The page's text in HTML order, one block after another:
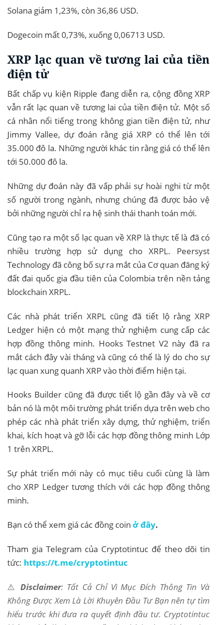
Solana giảm 1,23%, còn 36,86 USD.
Dogecoin mất 0,73%, xuống 0,06713 USD.
XRP lạc quan về tương lai của tiền
điện tử
Bất chấp vụ kiện Ripple đang diễn ra, cộng đồng XRP
vẫn rất lạc quan về tương lai của tiền điện tử. Một số
cá nhân nổi tiếng trong không gian tiền điện tử, như
Jimmy Vallee, dự đoán rằng giá XRP có thể lên tới
35.000 đô la. Những người khác tin rằng giá có thể lên
tới 50.000 đô la.
Những dự đoán này đã vấp phải sự hoài nghi từ một
số người trong ngành, nhưng chúng đã được bảo vệ
bởi những người chỉ ra hệ sinh thái thanh toán mới.
Cũng tạo ra một số lạc quan về XRP là thực tế là đã có
nhiều trường hợp sử dụng cho XRPL. Peersyst
Technology đã công bố sự ra mắt của Cơ quan đăng ký
đất đai quốc gia đầu tiên của Colombia trên nền tảng
blockchain XRPL.
Các nhà phát triển XRPL cũng đã tiết lộ rằng XRP
Ledger hiện có một mạng thử nghiệm cung cấp các
hợp đồng thông minh. Hooks Testnet V2 này đã ra
mắt cách đây vài tháng và cũng có thể là lý do cho sự
lạc quan xung quanh XRP vào thời điểm hiện tại.
Hooks Builder cũng đã được tiết lộ gần đây và về cơ
bản nó là một môi trường phát triển dựa trên web cho
phép các nhà phát triển xây dựng, thử nghiệm, triển
khai, kích hoạt và gỡ lỗi các hợp đồng thông minh Lớp
1 trên XRPL.
Sự phát triển mới này có mục tiêu cuối cùng là làm
cho XRP Ledger tương thích với các hợp đồng thông
minh.
Bạn có thể xem giá các đồng coin ở đây.
Tham gia Telegram của Cryptotintuc để theo dõi tin
tức: https://t.me/cryptotintuc
⚠️Disclaimer: Tất Cả Chỉ Vì Mục Đích Thông Tin Và
Không Được Xem Là Lời Khuyên Đầu Tư Bạn nên tự tìm
hiểu trước khi đưa ra quyết định đầu tư. Cryptotintuc